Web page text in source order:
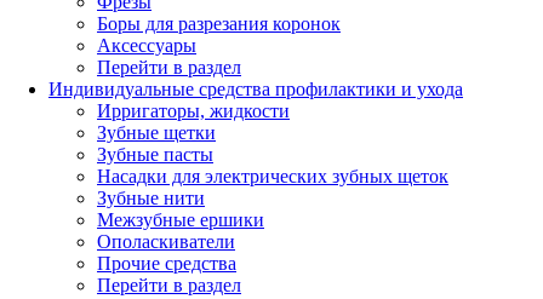
Боры для разрезания коронок
Аксессуары
Перейти в раздел
Индивидуальные средства профилактики и ухода
Ирригаторы, жидкости
Зубные щетки
Зубные пасты
Насадки для электрических зубных щеток
Зубные нити
Межзубные ершики
Ополаскиватели
Прочие средства
Перейти в раздел